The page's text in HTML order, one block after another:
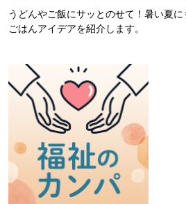
うどんやご飯にサッとのせて！暑い夏
ごはんアイデアを紹介します。